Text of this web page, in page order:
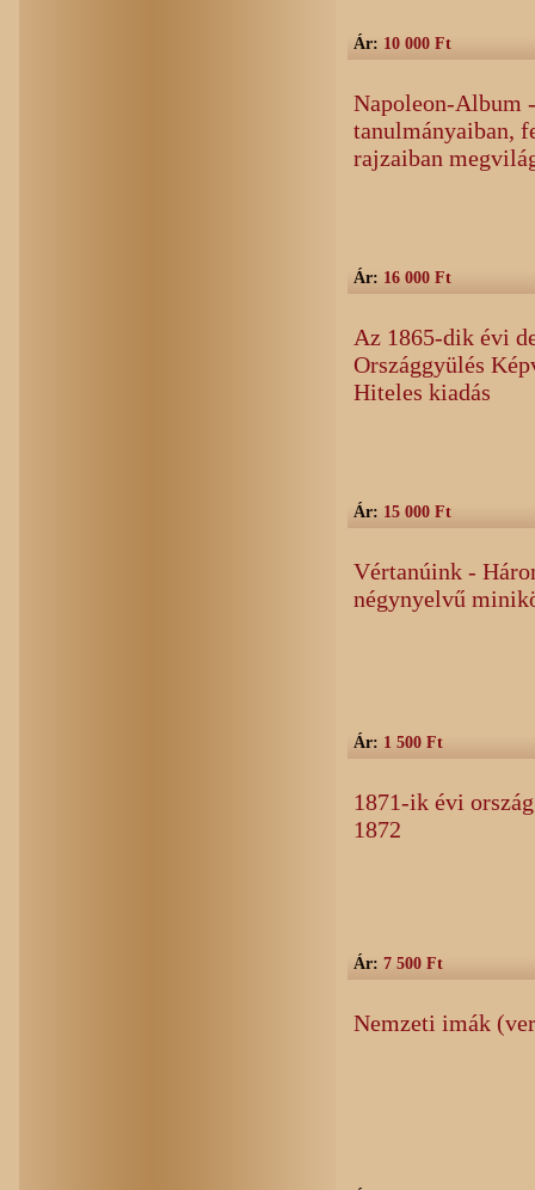
Ár: 10 000 Ft
Napoleon-Album
tanulmányaiban,
rajzaiban
Ár: 16 000 Ft
Az 1865-dik évi
Országgyülés
Hiteles kiadás
Ár: 15 000 Ft
Vértanúink -
négynyelvű
Ár: 1 500 Ft
1871-ik évi
1872
Ár: 7 500 Ft
Nemzeti imák